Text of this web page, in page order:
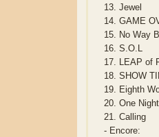
13. Jewel
14. GAME
15. No Way
16. S.O.L
17. LEAP of
18. SHOW
19. Eighth
20. One
21. Calling
- Encore: